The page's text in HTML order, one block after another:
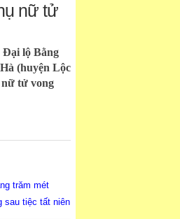
nữ tử
Đại lộ Bằng
(huyện Lộc
tử vong
trăm mét
sau tiệc tất niên